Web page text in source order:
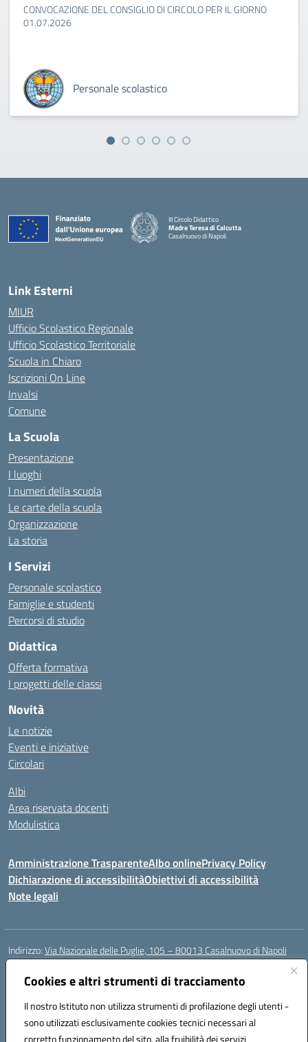
Cookies e altri strumenti di tracciamento
Il nostro Istituto non utilizza strumenti di profilazione degli utenti -
sono utilizzati esclusivamente cookies tecnici necessari al
corretto funzionamento del sito, alla fruibilità dei servizi
CONVOCAZIONE DEL CONSIGLIO DI CIRCOLO PER IL GIORNO
01.07.2026
Personale scolastico
III Circolo Didattico
Madre Teresa di Calcutta
Casalnuovo di Napoli
— Visita la pagina iniziale della scuola
Link Esterni
MIUR
Ufficio Scolastico Regionale
Ufficio Scolastico Territoriale
Scuola in Chiaro
Iscrizioni On Line
Invalsi
Comune
La Scuola
Presentazione
I luoghi
I numeri della scuola
Le carte della scuola
Organizzazione
La storia
I Servizi
Personale scolastico
Famiglie e studenti
Percorsi di studio
Didattica
Offerta formativa
I progetti delle classi
Novità
Le notizie
Eventi e iniziative
Circolari
Albi
Area riservata docenti
Modulistica
Amministrazione TrasparenteAlbo onlinePrivacy Policy
Dichiarazione di accessibilitàObiettivi di accessibilità
Note legali
Indirizzo:Via Nazionale delle Puglie, 105 – 80013 Casalnuovo di Napoli
Centralino:
Email:naee32300a@istruzione.it
Codice fiscale: 93007720639
Codice meccanografico:
NAEE32300A